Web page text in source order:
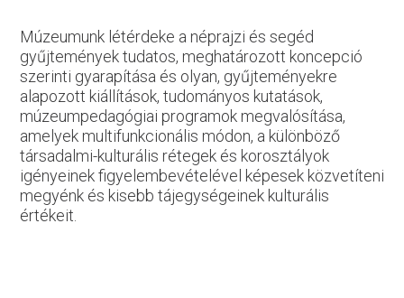
Múzeumunk létérdeke a néprajzi és segéd
gyűjtemények tudatos, meghatározott koncepció
szerinti gyarapítása és olyan, gyűjteményekre
alapozott kiállítások, tudományos kutatások,
múzeumpedagógiai programok megvalósítása,
amelyek multifunkcionális módon, a különböző
társadalmi-kulturális rétegek és korosztályok
igényeinek figyelembevételével képesek közvetíteni
megyénk és kisebb tájegységeinek kulturális
értékeit.